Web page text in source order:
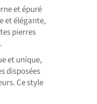
et épuré
et élégante,
pierres
et unique,
disposées
Ce style